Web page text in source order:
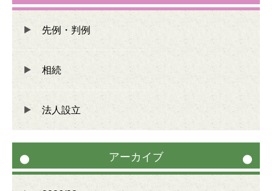
個人情報保護方針
遺言書作成
不動産の名義変更
住宅ローン完済後のお手続き
先例・判例
相続
法人設立
アーカイブ